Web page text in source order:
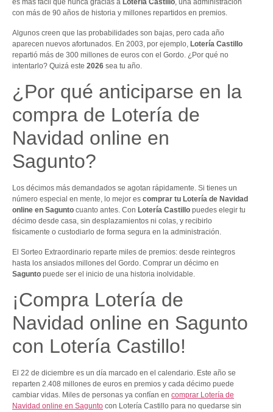
es más fácil que nunca gracias a Lotería Castillo, una administración
con más de 90 años de historia y millones repartidos en premios.
Algunos creen que las probabilidades son bajas, pero cada año
aparecen nuevos afortunados. En 2003, por ejemplo, Lotería Castillo
repartió más de 300 millones de euros con el Gordo. ¿Por qué no
intentarlo? Quizá este 2026 sea tu año.
¿Por qué anticiparse en la
compra de Lotería de
Navidad online en
Sagunto?
Los décimos más demandados se agotan rápidamente. Si tienes un
número especial en mente, lo mejor es comprar tu Lotería de Navidad
online en Sagunto cuanto antes. Con Lotería Castillo puedes elegir tu
décimo desde casa, sin desplazamientos ni colas, y recibirlo
físicamente o custodiarlo de forma segura en la administración.
El Sorteo Extraordinario reparte miles de premios: desde reintegros
hasta los ansiados millones del Gordo. Comprar un décimo en
Sagunto puede ser el inicio de una historia inolvidable.
¡Compra Lotería de
Navidad online en Sagunto
con Lotería Castillo!
El 22 de diciembre es un día marcado en el calendario. Este año se
reparten 2.408 millones de euros en premios y cada décimo puede
cambiar vidas. Miles de personas ya confían en comprar Lotería de
Navidad online en Sagunto con Lotería Castillo para no quedarse sin